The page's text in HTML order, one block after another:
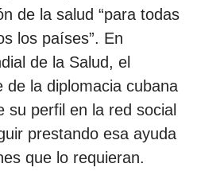
de la salud “para todas
los países”. En
de la Salud, el
de la diplomacia cubana
su perfil en la red social
prestando esa ayuda
que lo requieran.